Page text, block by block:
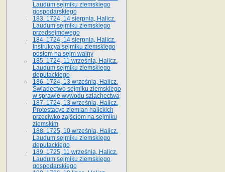
Laudum sejmiku ziemskiego
gospodarskiego
183. 1724, 14 sierpnia, Halicz.
Laudum sejmiku ziemskiego
przedsejmowego
184. 1724, 14 sierpnia, Halicz.
Instrukcya sejmiku ziemskiego
posłom na sejm walny
185. 1724, 11 września, Halicz.
Laudum sejmiku ziemskiego
deputackiego
186. 1724, 13 września, Halicz.
Świadectwo sejmiku ziemskiego
w sprawie wywodu szlachectwa
187. 1724, 13 września, Halicz.
Protestacye ziemian halickich
przeciwko zajściom na sejmiku
ziemskim
188. 1725, 10 września, Halicz.
Laudum sejmiku ziemskiego
deputackiego
189. 1725, 11 września, Halicz.
Laudum sejmiku ziemskiego
gospodarskiego